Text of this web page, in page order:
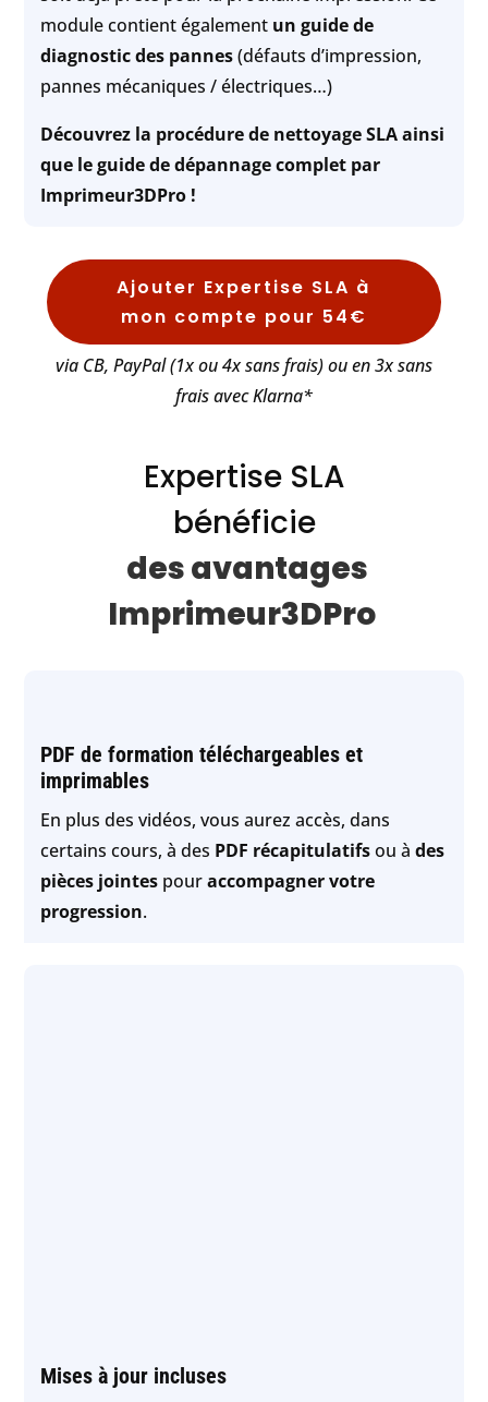
module contient également un guide de
diagnostic des pannes(défauts d’impression,
pannes mécaniques / électriques…)
Découvrez la procédure de nettoyage SLA ainsi
que le guide de dépannage complet par
Imprimeur3DPro !
Ajouter Expertise SLA à
mon compte pour 54€
via CB, PayPal (1x ou 4x sans frais) ou en 3x sans
frais avec Klarna*
Expertise SLA
bénéficie
des avantages
Imprimeur3DPro
PDF de formation téléchargeables et
imprimables
En plus des vidéos, vous aurez accès, dans
certains cours, à des PDF récapitulatifsou àdes
pièces jointes pouraccompagner votre
progression.
Mises à jour incluses